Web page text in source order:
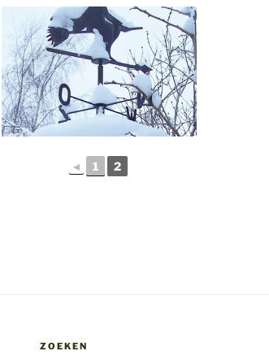
◄ 1 2
ZOEKEN